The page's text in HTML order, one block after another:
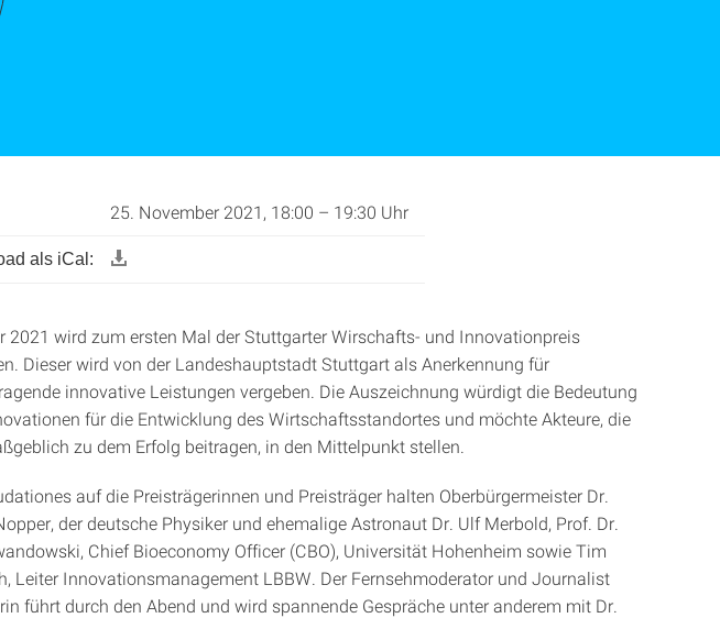
25. November 2021, 18:00 – 19:30 Uhr
als iCal:
2021 wird zum ersten Mal der Stuttgarter Wirschafts- und Innovationpreis
Dieser wird von der Landeshauptstadt Stuttgart als Anerkennung für
innovative Leistungen vergeben. Die Auszeichnung würdigt die Bedeutung
für die Entwicklung des Wirtschaftsstandortes und möchte Akteure, die
zu dem Erfolg beitragen, in den Mittelpunkt stellen.
auf die Preisträgerinnen und Preisträger halten Oberbürgermeister Dr.
der deutsche Physiker und ehemalige Astronaut Dr. Ulf Merbold, Prof. Dr.
Chief Bioeconomy Officer (CBO), Universität Hohenheim sowie Tim
Leiter Innovationsmanagement LBBW. Der Fernsehmoderator und Journalist
führt durch den Abend und wird spannende Gespräche unter anderem mit Dr.